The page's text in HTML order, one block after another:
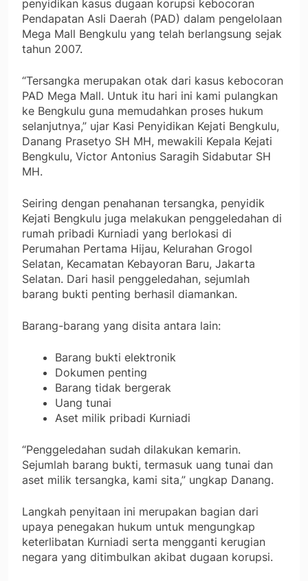
penyidikan kasus dugaan korupsi kebocoran
Pendapatan Asli Daerah (PAD) dalam pengelolaan
Mega Mall Bengkulu yang telah berlangsung sejak
tahun 2007.
“Tersangka merupakan otak dari kasus kebocoran
PAD Mega Mall. Untuk itu hari ini kami pulangkan
ke Bengkulu guna memudahkan proses hukum
selanjutnya,” ujar Kasi Penyidikan Kejati Bengkulu,
Danang Prasetyo SH MH, mewakili Kepala Kejati
Bengkulu, Victor Antonius Saragih Sidabutar SH
MH.
Seiring dengan penahanan tersangka, penyidik
Kejati Bengkulu juga melakukan penggeledahan di
rumah pribadi Kurniadi yang berlokasi di
Perumahan Pertama Hijau, Kelurahan Grogol
Selatan, Kecamatan Kebayoran Baru, Jakarta
Selatan. Dari hasil penggeledahan, sejumlah
barang bukti penting berhasil diamankan.
Barang-barang yang disita antara lain:
Barang bukti elektronik
Dokumen penting
Barang tidak bergerak
Uang tunai
Aset milik pribadi Kurniadi
“Penggeledahan sudah dilakukan kemarin.
Sejumlah barang bukti, termasuk uang tunai dan
aset milik tersangka, kami sita,” ungkap Danang.
Langkah penyitaan ini merupakan bagian dari
upaya penegakan hukum untuk mengungkap
keterlibatan Kurniadi serta mengganti kerugian
negara yang ditimbulkan akibat dugaan korupsi.